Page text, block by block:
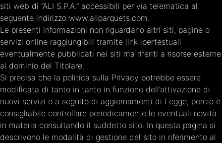
siti web di “ALI S.P.A.” accessibili per via telematica al
seguente indirizzo www.aliparquets.com.
Le presenti informazioni non riguardano altri siti, pagine o
servizi online raggiungibili tramite link ipertestuali
eventualmente pubblicati nei siti ma riferiti a risorse esterne
al dominio del Titolare.
Si precisa che la politica sulla Privacy potrebbe essere
modificata di tanto in tanto in funzione dell’attivazione di
nuovi servizi o a seguito di aggiornamenti di Legge, perciò è
consigliabile controllare periodicamente le eventuali novità
in materia consultando il suddetto sito. In questa pagina si
descrivono le modalità di gestione del sito in riferimento al